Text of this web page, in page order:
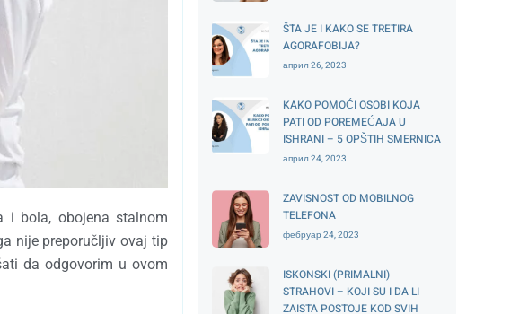
i bola, obojena stalnom
nije preporučljiv ovaj tip
da odgovorim u ovom
ŠTA JE I KAKO SE TRETIRA
AGORAFOBIJA?
април 26, 2023
KAKO POMOĆI OSOBI KOJA
PATI OD POREMEĆAJA U
ISHRANI – 5 OPŠTIH SMERNICA
април 24, 2023
ZAVISNOST OD MOBILNOG
TELEFONA
фебруар 24, 2023
ISKONSKI (PRIMALNI)
STRAHOVI – KOJI SU I DA LI
ZAISTA POSTOJE KOD SVIH